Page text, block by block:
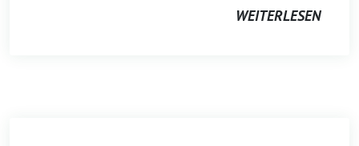
WEITERLESEN